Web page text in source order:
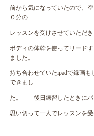
前から気になっていたので、
０分の
レッスンを受けさせていただき
ボディの体幹を使ってリード
ました。
持ち合わせていたipadで録画
できまし
た。 後日練習したときにパ
思い切って一人でレッスンを